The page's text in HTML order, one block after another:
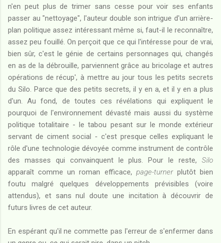
n'en peut plus de trimer sans cesse pour voir ses enfants
passer au "nettoyage", l'auteur double son intrigue d'un arrière-
plan politique assez intéressant même si, faut-il le reconnaître,
assez peu fouillé. On perçoit que ce qui l'intéresse pour de vrai,
bien sûr, c'est le génie de certains personnages qui, changés
en as de la débrouille, parviennent grâce au bricolage et autres
opérations de récup', à mettre au jour tous les petits secrets
du Silo. Parce que des petits secrets, il y en a, et il y en a plus
d'un. Au fond, de toutes ces révélations qui expliquent le
pourquoi de l'environnement dévasté mais aussi du système
politique totalitaire - le tabou pesant sur le monde extérieur
servant de ciment social - c'est presque celles expliquant le
rôle d'une technologie dévoyée comme instrument de contrôle
des masses qui convainquent le plus. Pour le reste, Silo
apparaît comme un roman efficace, page-turnerplutôt bien
foutu malgré quelques développements prévisibles (voire
attendus), et sans nul doute une incitation à découvrir de
futurs livres de cet auteur.
En espérant qu'il ne commette pas l'erreur de s'enfermer dans